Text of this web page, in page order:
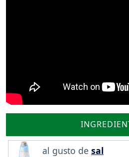
al gusto de sal